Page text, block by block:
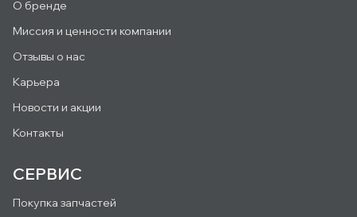
О бренде
Миссия и ценности компании
Отзывы о нас
Карьера
Новости и акции
Контакты
СЕРВИС
Покупка запчастей